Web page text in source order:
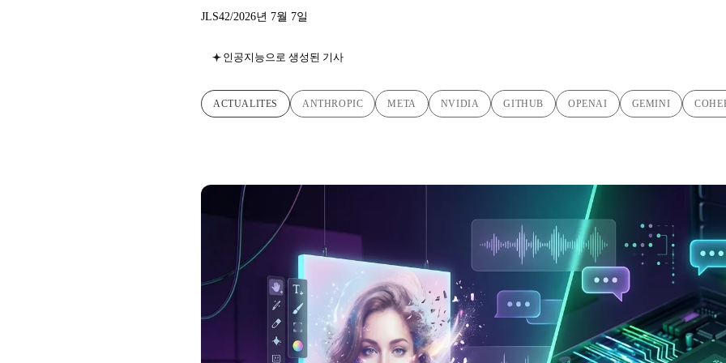
JLS42/2026년 7월 7일
인공지능으로 생성된 기사
ACTUALITES ANTHROPIC META NVIDIA GITHUB OPENAI GEMINI